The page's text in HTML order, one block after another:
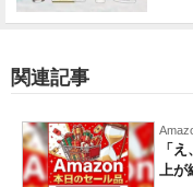
関連記事
「
上が